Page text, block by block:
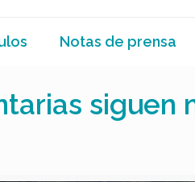
Notas de prensa
siguen